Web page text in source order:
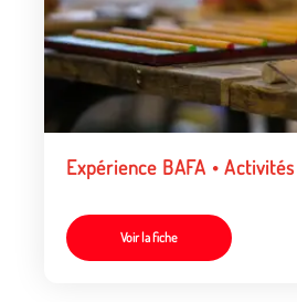
Expérience BAFA • Activités
Voir la fiche